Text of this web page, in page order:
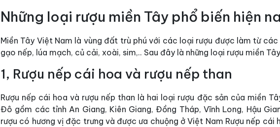
Những loại rượu miền Tây phổ biến hiện
Miền Tây Việt Nam là vùng đất trù phú với các loại rượu được làm từ
gạo nếp, lúa mạch, củ cải, xoài, sim,.. Sau đây là những loại rượu miền
1, Rượu nếp cái hoa và rượu nếp than
Rượu nếp cái hoa và rượu nếp than là hai loại rượu đặc sản của miền
Đô gồm các tỉnh An Giang, Kiên Giang, Đồng Tháp, Vĩnh Long, Hậu
rượu có hương vị đặc trưng và được ưa chuộng ở Việt Nam Rượu nếp